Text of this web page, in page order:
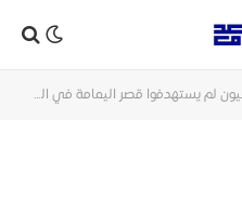
لم يستهدفوا قصر اليمامة في السعودية